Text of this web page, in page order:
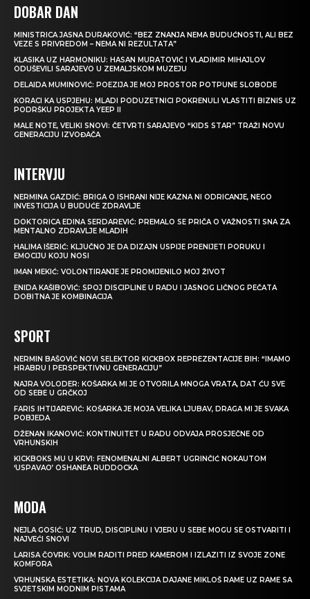
DOBAR DAN
MINISTRICA JASNA DURAKOVIĆ: “BEZ ZNANJA NEMA BUDUĆNOSTI, ALI BEZ
VEZE S PRIVREDOM – NEMA NI REZULTATA”
KLASIKA UZ HARMONIKU: HASAN MURATOVIĆ I VLADIMIR MIHAJLOV
ODUŠEVILI SARAJEVO U ZEMALJSKOM MUZEJU
DELAIDA MUMINOVIĆ: POEZIJA JE MOJ PROSTOR POTPUNE SLOBODE
KORACI KA USPJEHU: MLADI PODUZETNICI POKRENULI VLASTITI BIZNIS UZ
PODRŠKU PROJEKTA YEEP II
MALE NOTE, VELIKI SNOVI: ČETVRTI SARAJEVO “KIDS STAR” TRAŽI NOVU
GENERACIJU IZVOĐAČA
INTERVJU
NERMINA GAZDIĆ: BRIGA O ISHRANI NIJE KAZNA NI ODRICANJE, NEGO
INVESTICIJA U BUDUĆE ZDRAVLJE
DOKTORICA EDINA SERDAREVIĆ: PREMALO SE PRIČA O VAŽNOSTI SNA ZA
MENTALNO ZDRAVLJE MLADIH
HALIMA IŠERIĆ: KLJUČNO JE DA DIZAJN USPIJE PRENIJETI PORUKU I
EMOCIJU KOJU NOSI
IMAN MEKIĆ: VOLONTIRANJE JE PROMIJENILO MOJ ŽIVOT
ENIDA KAŠIBOVIĆ: SPOJ DISCIPLINE U RADU I JASNOG LIČNOG PEČATA
DOBITNA JE KOMBINACIJA
SPORT
NERMIN BAŠOVIĆ NOVI SELEKTOR KICKBOX REPREZENTACIJE BIH: “IMAMO
HRABRU I PERSPEKTIVNU GENERACIJU”
NAJRA VOLODER: KOŠARKA MI JE OTVORILA MNOGA VRATA, DAT ĆU SVE
OD SEBE U GRČKOJ
FARIS IHTIJAREVIĆ: KOŠARKA JE MOJA VELIKA LJUBAV, DRAGA MI JE SVAKA
POBJEDA
DŽENAN IKANOVIĆ: KONTINUITET U RADU ODVAJA PROSJEČNE OD
VRHUNSKIH
KICKBOKS MU U KRVI: FENOMENALNI ALBERT UGRINČIĆ NOKAUTOM
‘USPAVAO’ OSHANEA RUDDOCKA
MODA
NEJLA GOSIĆ: UZ TRUD, DISCIPLINU I VJERU U SEBE MOGU SE OSTVARITI I
NAJVEĆI SNOVI
LARISA ČOVRK: VOLIM RADITI PRED KAMEROM I IZLAZITI IZ SVOJE ZONE
KOMFORA
VRHUNSKA ESTETIKA: NOVA KOLEKCIJA DAJANE MIKLOŠ RAME UZ RAME SA
SVJETSKIM MODNIM PISTAMA